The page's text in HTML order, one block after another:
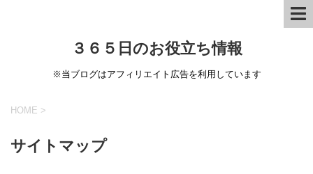
３６５日のお役立ち情報
※当ブログはアフィリエイト広告を利用しています
HOME >
サイトマップ